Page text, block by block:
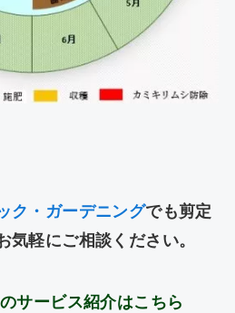
ク・ガーデニングでも剪定
気軽にご相談ください。
サービス紹介はこちら